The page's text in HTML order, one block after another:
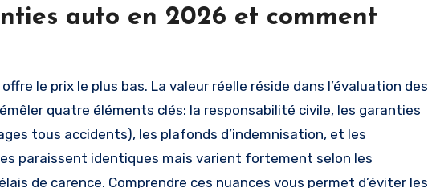
auto en 2026 et comment
le prix le plus bas. La valeur réelle réside dans l’évaluation des
quatre éléments clés: la responsabilité civile, les garanties
tous accidents), les plafonds d’indemnisation, et les
paraissent identiques mais varient fortement selon les
de carence. Comprendre ces nuances vous permet d’éviter les